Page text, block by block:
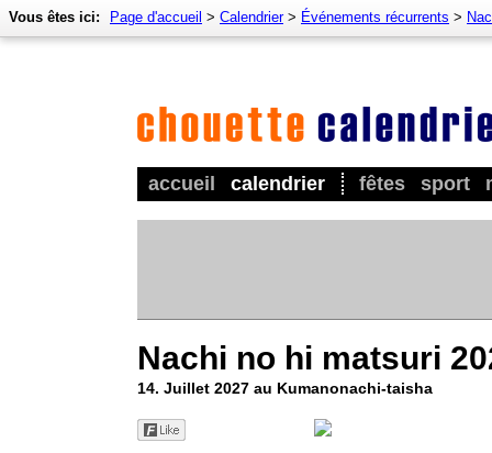
accueil calendrier fêtes sport
Vous êtes ici: Page d'accueil > Calendrier> Événements récurrents >
Nachi no hi matsuri
14. Juillet 2027 au Kumanonachi-taisha